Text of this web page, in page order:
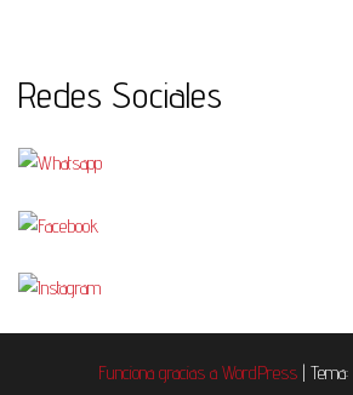
Redes Sociales
Funciona gracias a WordPress | Tema: